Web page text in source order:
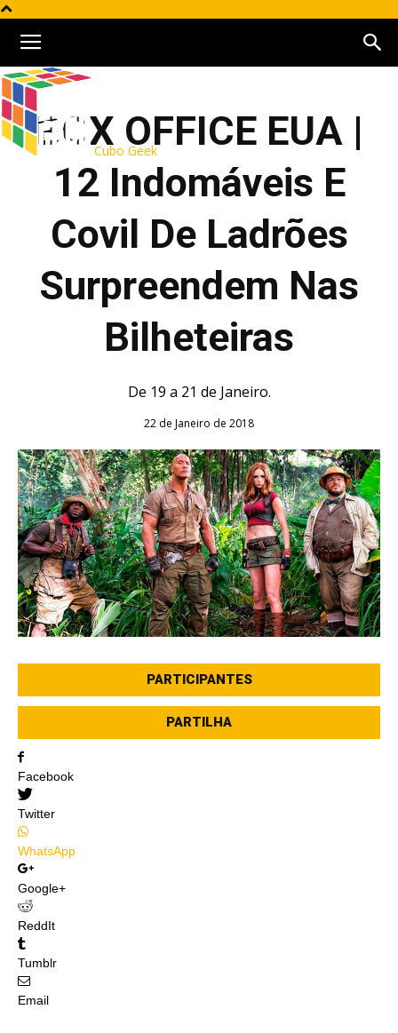
Cubo Geek
BOX OFFICE EUA |
12 Indomáveis E
Covil De Ladrões
Surpreendem Nas
Bilheteiras
De 19 a 21 de Janeiro.
22 de Janeiro de 2018
PARTICIPANTES
PARTILHA
Facebook
Twitter
WhatsApp
Google+
ReddIt
Tumblr
Email